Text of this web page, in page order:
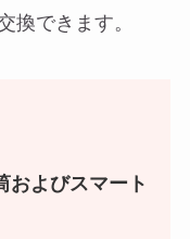
換できます。
およびスマート